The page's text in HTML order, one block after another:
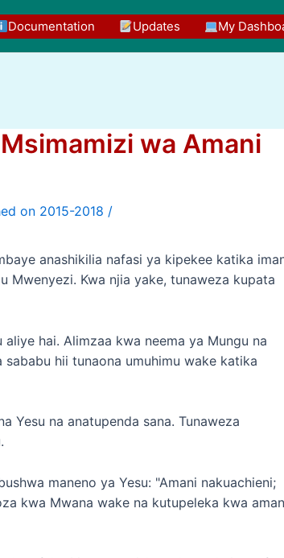
Documentation Updates My
wa Amani
/
anashikilia nafasi ya kipekee katika
Mwenyezi. Kwa njia yake, tunaweza kupata
hai. Alimzaa kwa neema ya Mungu na
hii tunaona umuhimu wake katika
Yesu na anatupenda sana. Tunaweza
maneno ya Yesu: "Amani nakuachieni;
kwa Mwana wake na kutupeleka kwa